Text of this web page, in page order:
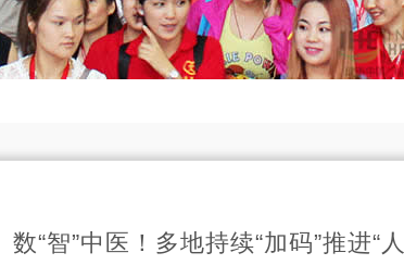
数“智”中医！多地持续“加码”推进“